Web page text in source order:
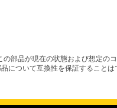
部品が現在の状態および想定の
ついて互換性を保証することは